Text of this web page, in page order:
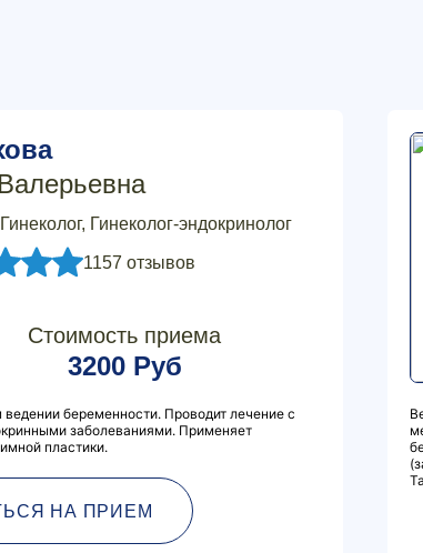
Гинеколог-эндокринолог
1157 отзывов
Стоимость приема
3200 Руб
беременности. Проводит лечение с
заболеваниями. Применяет
пластики.
НА ПРИЕМ